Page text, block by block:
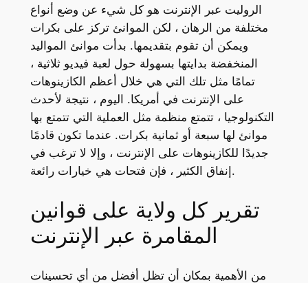
الروليت عبر الإنترنت هو كل شيء عن وضع أنواع
مختلفة من الرهان ، لكن الموانئ تركز على بكرات
ويمكن أن تقوم بتقديمها. بدأت موانئ المواليد
المنخفضة بدايتها بسهولة حول لعبة فيديو ثلاثية ،
تمامًا مثل تلك التي هي خلال أعظم الكازينوهات
على الإنترنت في أمريكا. اليوم ، نتيجة لأحدث
التكنولوجيا ، تتمتع منظمة مثل العملية التي تتمتع بها
موانئ لها سبعة أو ثمانية بكرات. عندما تكون قادمًا
جديدًا للكازينوهات على الإنترنت ، وإلا لا ترغب في
إنفاق الكثير ، فإن فتحات هي خيارات رائعة.
تقرير كل ولاية على قوانين
المقامرة عبر الإنترنت
من الأهمية بمكان أن تظل أفضل من أي تحسينات